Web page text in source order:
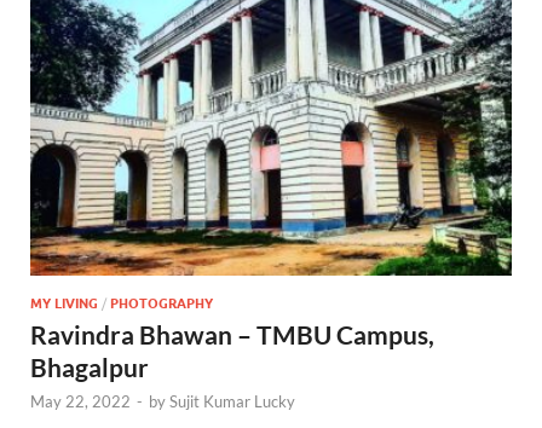
MY LIVING / PHOTOGRAPHY
Ravindra Bhawan – TMBU Campus,
Bhagalpur
May 22, 2022 - bySujit Kumar Lucky